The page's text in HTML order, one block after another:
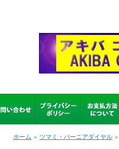
ホーム ＞ ツマミ・バーニアダイヤル ＞